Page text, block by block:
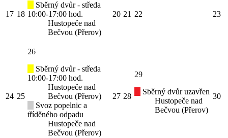
17 18
Sběrný dvůr - středa
10:00-17:00 hod.
Hustopeče nad
Bečvou (Přerov)
20 21 22 23
24 25
26
Sběrný dvůr - středa
10:00-17:00 hod.
Hustopeče nad
Bečvou (Přerov)
Svoz popelnic a
tříděného odpadu
Hustopeče nad
Bečvou (Přerov)
27 28
29
Sběrný dvůr uzavřen
Hustopeče nad
Bečvou (Přerov)
30